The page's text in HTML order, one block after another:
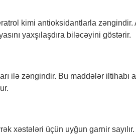
kimi antioksidantlarla zəngindir.
yaxşılaşdıra biləcəyini göstərir.
ilə zəngindir. Bu maddələr iltihabı
xəstələri üçün uyğun garnir